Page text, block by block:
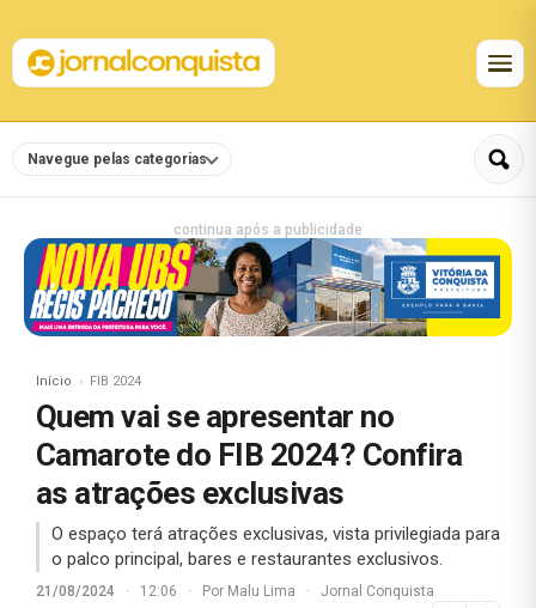
Navegue pelas categorias
continua após a publicidade
Início FIB 2024
Quem vai se apresentar no
Camarote do FIB 2024? Confira
as atrações exclusivas
O espaço terá atrações exclusivas, vista privilegiada para
o palco principal, bares e restaurantes exclusivos.
21/08/2024 · 12:06 · Por Malu Lima · Jornal Conquista